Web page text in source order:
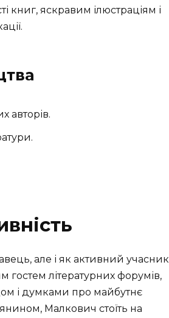
книг, яскравим ілюстраціям і
авторів.
але і як активний учасник
гостем літературних форумів,
і думками про майбутнє
Малкович стоїть на